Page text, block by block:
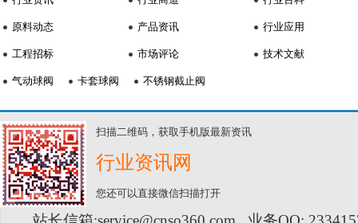
原料动态
工程招标
产品资讯
市场评论
行业应用
技术文献
气动球阀 卡套球阀 不锈钢截止阀
扫描二维码，获取手机版最新资讯
行业资讯网
您还可以直接微信扫描打开